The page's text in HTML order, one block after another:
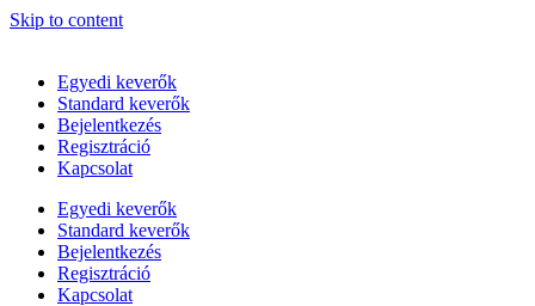
Skip to content
Egyedi keverők
Standard keverők
Bejelentkezés
Regisztráció
Kapcsolat
Egyedi keverők
Standard keverők
Bejelentkezés
Regisztráció
Kapcsolat